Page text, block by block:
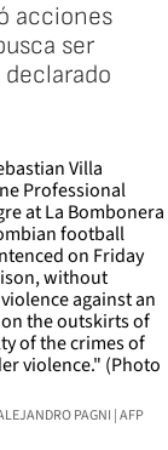
acciones
ser
PAGNI | AFP